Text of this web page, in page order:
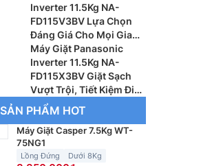
Áo Hiệu Quả
Inverter 11.5Kg NA-
FD115V3BV Lựa Chọn
Đáng Giá Cho Mọi Gia
Đình
Máy Giặt Panasonic
Inverter 11.5Kg NA-
FD115X3BV Giặt Sạch
Vượt Trội, Tiết Kiệm Điện
Cho Gia Đình Hiện Đại
SẢN PHẨM HOT
Máy Giặt Casper 7.5Kg WT-
75NG1
Lồng Đứng Dưới 8Kg